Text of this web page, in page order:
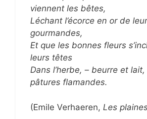
viennent les bêtes,
Léchant l’écorce en or de
gourmandes,
Et que les bonnes fleurs
leurs têtes
Dans l’herbe, – beurre et
pâtures flamandes.
(Emile Verhaeren, Les